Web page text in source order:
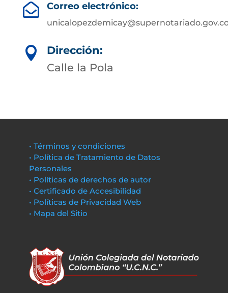
 Correo electrónico:

Dirección:
Calle la Pola
• Términos y condiciones
• Política de Tratamiento de Datos
Personales
• Políticas de derechos de autor
• Certificado de Accesibilidad
• Políticas de Privacidad Web
• Mapa del Sitio